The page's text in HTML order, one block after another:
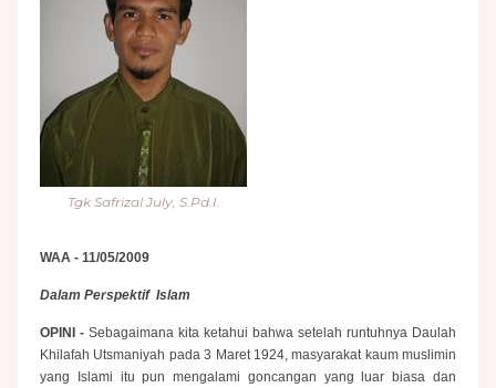
Tgk Safrizal July, S.Pd.I.
WAA - 11/05/2009
Dalam Perspektif Islam
OPINI - Sebagaimana kita ketahui bahwa setelah runtuhnya Daulah
Khilafah Utsmaniyah pada 3 Maret 1924, masyarakat kaum muslimin
yang Islami itu pun mengalami goncangan yang luar biasa dan